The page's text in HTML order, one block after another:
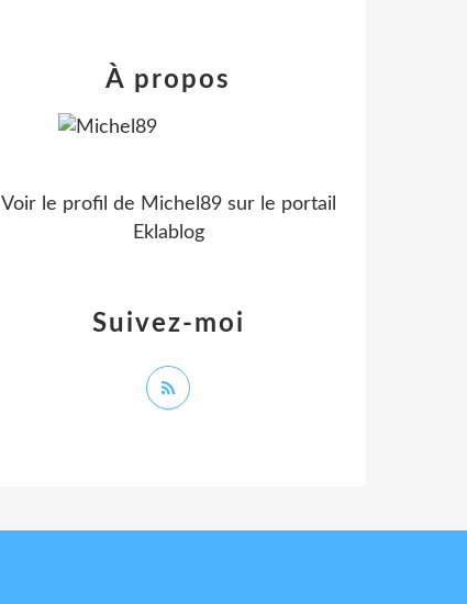
Suivez-moi
À propos
Voir le profil de Michel89sur le portail
Eklablog